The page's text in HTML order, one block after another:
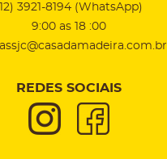
3921-8194 (WhatsApp)
9:00 as 18 :00
REDES SOCIAIS